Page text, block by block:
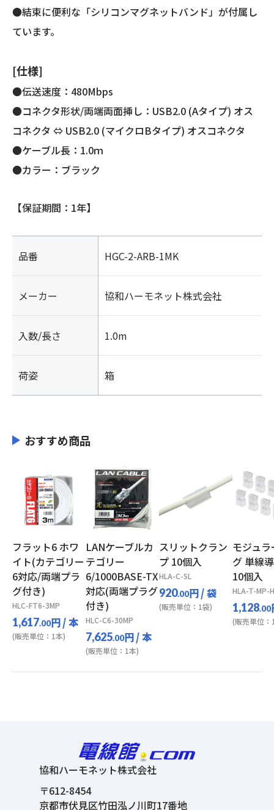
●結束に便利な「シリコンマグネットバンド」が付属し
ています。
[仕様]
●伝送速度：480Mbps
●コネクタ形状/両端両面挿し：USB2.0 (Aタイプ) オス
コネクタ ⇔ USB2.0 (マイクロBタイプ) オスコネクタ
●ケーブル長：1.0ｍ
●カラー：ブラック
【保証期間：1年】
品番 HGC-2-ARB-1MK
メーカー 協和ハーモネット株式会社
入数/長さ 1.0m
荷姿 箱
おすすめ商品
フラット6 ホワ
イト(カテゴリー
6対応/両端プラ
グ付き)
HLC-FT6-3MP
1,617.00円/ 本
(販売単位：1本)
LANケーブルカ
テゴリー
6/1000BASE-TX
対応(両端プラグ
付き)
HLC-C6-30MP
7,625.00円/ 本
(販売単位：1本)
スリットクラン
プ 10個入
HLA-C-SL
920.00円/ 袋
(販売単位：1袋)
モジュ
グ 単線
10個入
HLA-T-MP-
1,128.00
(販売単位：
協和ハーモネット株式会社
〒612-8454
京都市伏見区竹田泓ノ川町17番地